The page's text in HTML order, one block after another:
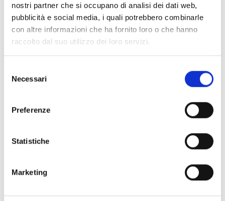
nostri partner che si occupano di analisi dei dati web,
pubblicità e social media, i quali potrebbero combinarle
con altre informazioni che ha fornito loro o che hanno
raccolto dal suo utilizzo dei loro servizi.
delNecessari
Preferenze
Statistiche
Marketing
40%